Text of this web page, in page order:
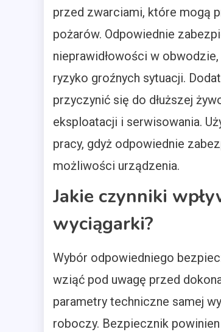
przed zwarciami, które mogą
pożarów. Odpowiednie
nieprawidłowości w
ryzyko groźnych sytuacji.
przyczynić się do dłuższej
eksploatacji i serwisowania.
pracy, gdyż odpowiednie
możliwości urządzenia.
Jakie czynniki
wyciągarki?
Wybór odpowiedniego
wziąć pod uwagę przed
parametry techniczne samej
roboczy. Bezpiecznik